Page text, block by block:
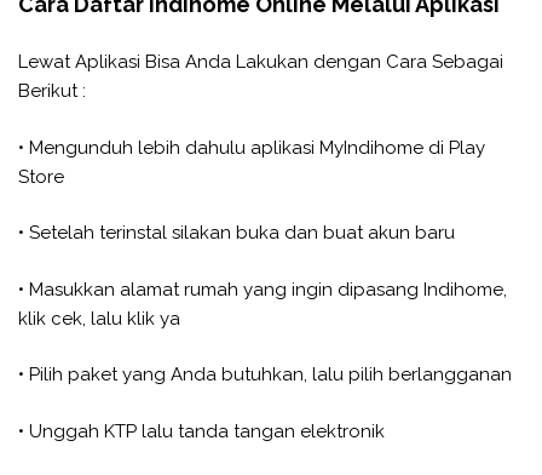
Lewat Aplikasi Bisa Anda Lakukan dengan Cara Sebagai
Berikut :
• Mengunduh lebih dahulu aplikasi MyIndihome di Play
Store
• Setelah terinstal silakan buka dan buat akun baru
• Masukkan alamat rumah yang ingin dipasang Indihome,
klik cek, lalu klik ya
• Pilih paket yang Anda butuhkan, lalu pilih berlangganan
• Unggah KTP lalu tanda tangan elektronik